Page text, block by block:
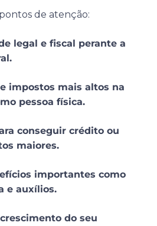
de atenção:
legal e fiscal perante a
.
impostos mais altos na
pessoa física.
conseguir crédito ou
maiores.
importantes como
e auxílios.
do seu